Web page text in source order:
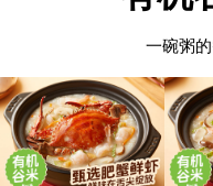
一碗粥